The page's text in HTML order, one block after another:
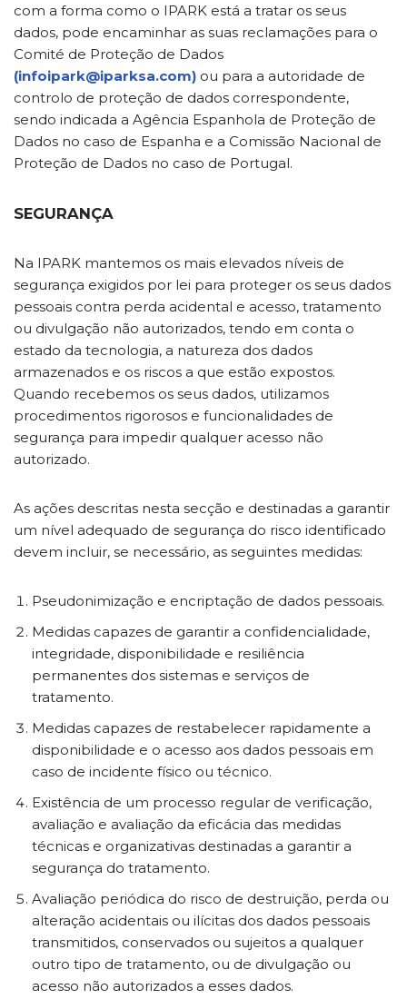
com a forma como o IPARK está a tratar os seus
dados, pode encaminhar as suas reclamações para o
Comité de Proteção de Dados
(infoipark@iparksa.com) ou para a autoridade de
controlo de proteção de dados correspondente,
sendo indicada a Agência Espanhola de Proteção de
Dados no caso de Espanha e a Comissão Nacional de
Proteção de Dados no caso de Portugal.
SEGURANÇA
Na IPARK mantemos os mais elevados níveis de
segurança exigidos por lei para proteger os seus dados
pessoais contra perda acidental e acesso, tratamento
ou divulgação não autorizados, tendo em conta o
estado da tecnologia, a natureza dos dados
armazenados e os riscos a que estão expostos.
Quando recebemos os seus dados, utilizamos
procedimentos rigorosos e funcionalidades de
segurança para impedir qualquer acesso não
autorizado.
As ações descritas nesta secção e destinadas a garantir
um nível adequado de segurança do risco identificado
devem incluir, se necessário, as seguintes medidas:
Pseudonimização e encriptação de dados pessoais.
Medidas capazes de garantir a confidencialidade,
integridade, disponibilidade e resiliência
permanentes dos sistemas e serviços de
tratamento.
Medidas capazes de restabelecer rapidamente a
disponibilidade e o acesso aos dados pessoais em
caso de incidente físico ou técnico.
Existência de um processo regular de verificação,
avaliação e avaliação da eficácia das medidas
técnicas e organizativas destinadas a garantir a
segurança do tratamento.
Avaliação periódica do risco de destruição, perda ou
alteração acidentais ou ilícitas dos dados pessoais
transmitidos, conservados ou sujeitos a qualquer
outro tipo de tratamento, ou de divulgação ou
acesso não autorizados a esses dados.